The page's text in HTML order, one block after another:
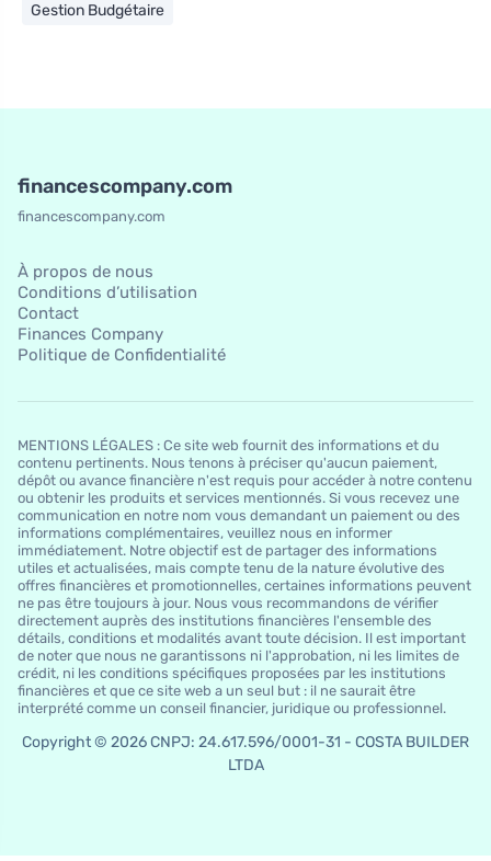
Gestion Budgétaire
financescompany.com
financescompany.com
À propos de nous
Conditions d’utilisation
Contact
Finances Company
Politique de Confidentialité
MENTIONS LÉGALES : Ce site web fournit des informations et du
contenu pertinents. Nous tenons à préciser qu'aucun paiement,
dépôt ou avance financière n'est requis pour accéder à notre contenu
ou obtenir les produits et services mentionnés. Si vous recevez une
communication en notre nom vous demandant un paiement ou des
informations complémentaires, veuillez nous en informer
immédiatement. Notre objectif est de partager des informations
utiles et actualisées, mais compte tenu de la nature évolutive des
offres financières et promotionnelles, certaines informations peuvent
ne pas être toujours à jour. Nous vous recommandons de vérifier
directement auprès des institutions financières l'ensemble des
détails, conditions et modalités avant toute décision. Il est important
de noter que nous ne garantissons ni l'approbation, ni les limites de
crédit, ni les conditions spécifiques proposées par les institutions
financières et que ce site web a un seul but : il ne saurait être
interprété comme un conseil financier, juridique ou professionnel.
Copyright © 2026 CNPJ: 24.617.596/0001-31 - COSTA BUILDER
LTDA